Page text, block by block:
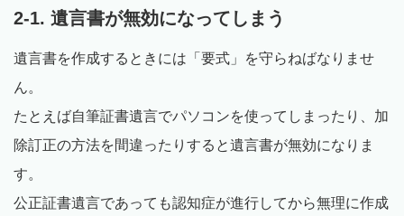
2-1. 遺言書が無効になってしまう
遺言書を作成するときには「要式」を守らねばなりませ
ん。
たとえば自筆証書遺言でパソコンを使ってしまったり、加
除訂正の方法を間違ったりすると遺言書が無効になりま
す。
公正証書遺言であっても認知症が進行してから無理に作成